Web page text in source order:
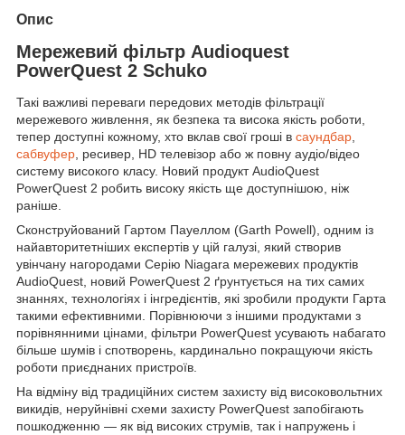
Опис
Мережевий фільтр Audioquest
PowerQuest 2 Schuko
Такі важливі переваги передових методів фільтрації
мережевого живлення, як безпека та висока якість роботи,
тепер доступні кожному, хто вклав свої гроші в саундбар,
сабвуфер, ресивер, HD телевізор або ж повну аудіо/відео
систему високого класу. Новий продукт AudioQuest
PowerQuest 2 робить високу якість ще доступнішою, ніж
раніше.
Сконструйований Гартом Пауеллом (Garth Powell), одним із
найавторитетніших експертів у цій галузі, який створив
увінчану нагородами Серію Niagara мережевих продуктів
AudioQuest, новий PowerQuest 2 ґрунтується на тих самих
знаннях, технологіях і інгредієнтів, які зробили продукти Гарта
такими ефективними. Порівнюючи з іншими продуктами з
порівнянними цінами, фільтри PowerQuest усувають набагато
більше шумів і спотворень, кардинально покращуючи якість
роботи приєднаних пристроїв.
На відміну від традиційних систем захисту від високовольтних
викидів, неруйнівні схеми захисту PowerQuest запобігають
пошкодженню — як від високих струмів, так і напружень і